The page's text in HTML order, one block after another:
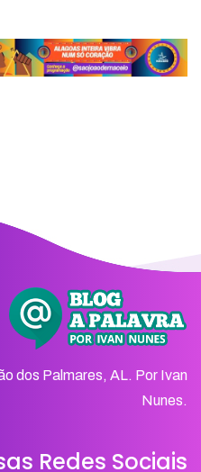
dos Palmares, AL. Por Ivan
Nunes.
Redes Sociais